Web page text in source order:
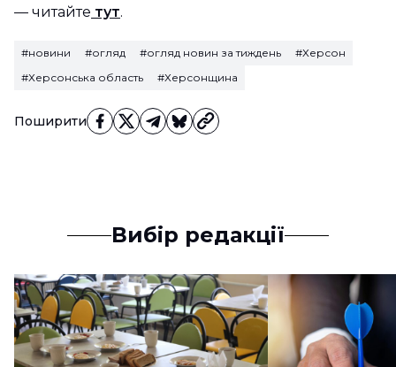
Поширити
— читайте тут.
#новини #огляд #огляд новин за тиждень
#Херсон
#Херсонська область
#Херсонщина
Вибір редакції